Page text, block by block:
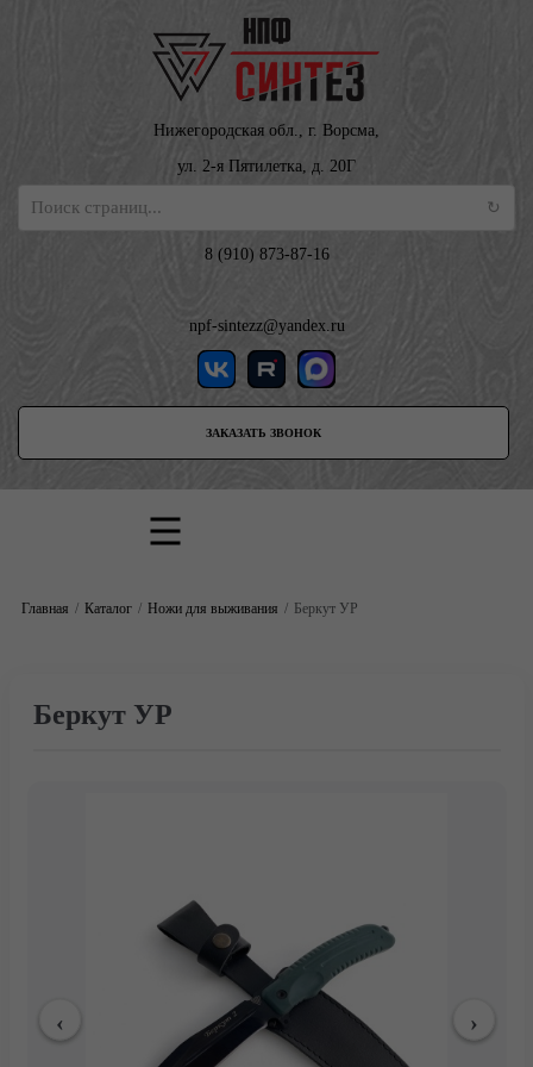
Нижегородская обл., г. Ворсма,
ул. 2-я Пятилетка, д. 20Г
8 (910) 873-87-16
npf-sintezz@yandex.ru
ЗАКАЗАТЬ ЗВОНОК
Главная Каталог Ножи для выживания Беркут УР
Беркут УР